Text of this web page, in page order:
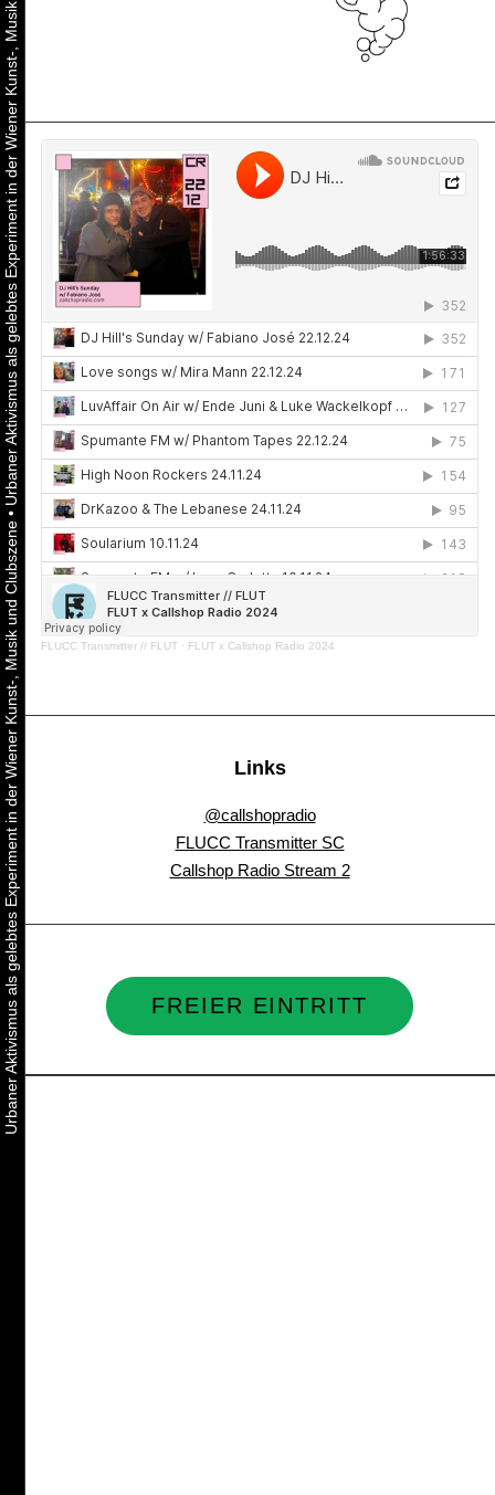
Urbaner Aktivismus als gelebtes Experiment in der Wiener Kunst-, Musik und Clubszene
•
Urbaner Aktivismus als gelebtes Experiment in der Wiener Kunst-, Musik und Clubszene
FLUCC Transmitter // FLUT · FLUT x Callshop Radio 2024
Links
@callshopradio
FLUCC Transmitter SC
Callshop Radio Stream 2
FREIER EINTRITT